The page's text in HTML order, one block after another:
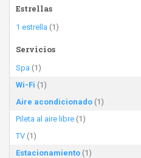
Estrellas
1 estrella (1)
Servicios
Spa (1)
Wi-Fi (1)
Aire acondicionado (1)
Pileta al aire libre (1)
TV (1)
Estacionamiento (1)